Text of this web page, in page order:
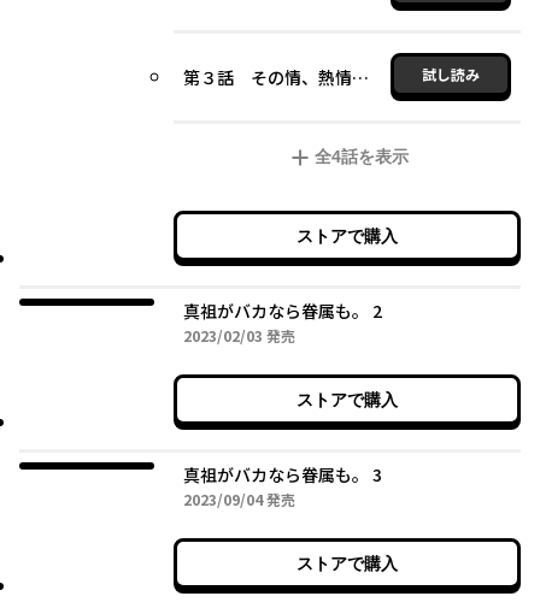
第３話 その情、熱情あるいは狂気 試し読み
全4話を表示
ストアで購入
真祖がバカなら眷属も。 2
2023/02/03 2023年02月03日
発売
ストアで購入
真祖がバカなら眷属も。 3
2023/09/042023年09月04日
発売
ストアで購入